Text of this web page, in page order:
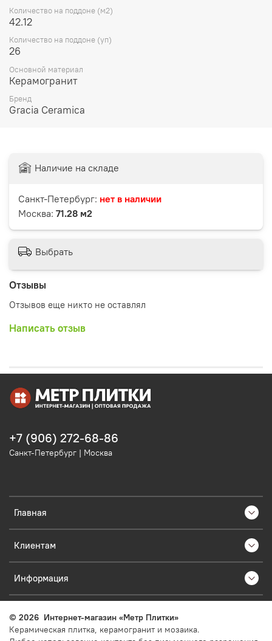
Количество на поддоне (м2)
42.12
Количество на поддоне (уп)
26
Основной материал
Керамогранит
Бренд
Gracia Ceramica
Отзывы
Отзывов еще никто не оставлял
Написать отзыв
Наличие на складе
Санкт-Петербург: нет в наличии
Москва: 71.28 м2
Выбрать
Главная
Клиентам
Информация
+7 (906) 272-68-86
Санкт-Петербург | Москва
© 2026 Интернет-магазин «Метр Плитки»
Керамическая плитка, керамогранит и мозаика.